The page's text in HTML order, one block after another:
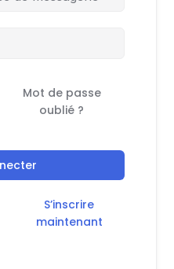
Mot de passe
oublié ?
S’inscrire
maintenant